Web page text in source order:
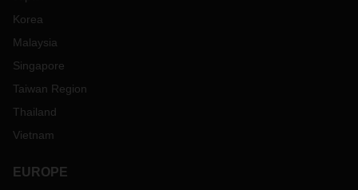
Korea
Malaysia
Singapore
Taiwan Region
Thailand
Vietnam
EUROPE